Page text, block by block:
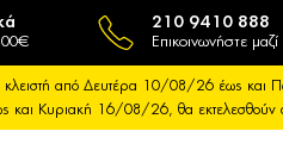
210 9410 888
Επικοινωνήστε μαζί
κλειστή από Δευτέρα 10/08/26 έως
και Κυριακή 16/08/26, θα